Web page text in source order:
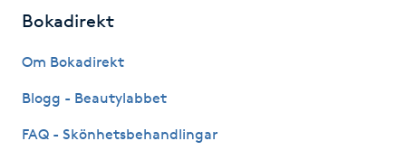
Läpptatuering
Makeup
Bokadirekt
Om Bokadirekt
Blogg - Beautylabbet
FAQ - Skönhetsbehandlingar